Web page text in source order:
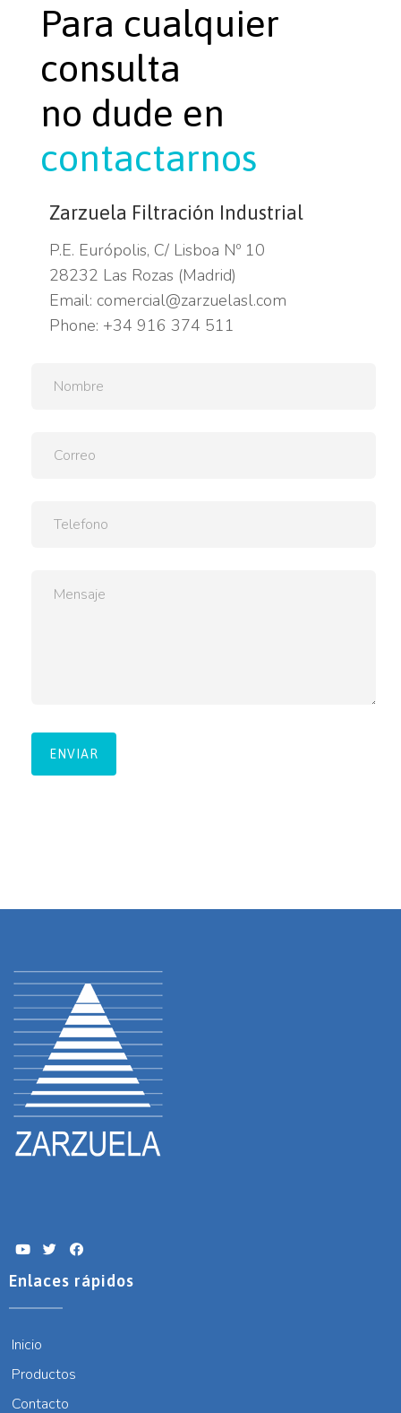
Para cualquier
consulta
no dude en
contactarnos
Zarzuela Filtración Industrial
P.E. Európolis, C/ Lisboa Nº 10
28232 Las Rozas (Madrid)
Email: comercial@zarzuelasl.com
Phone: +34 916 374 511
Enlaces rápidos
Inicio
Productos
Contacto